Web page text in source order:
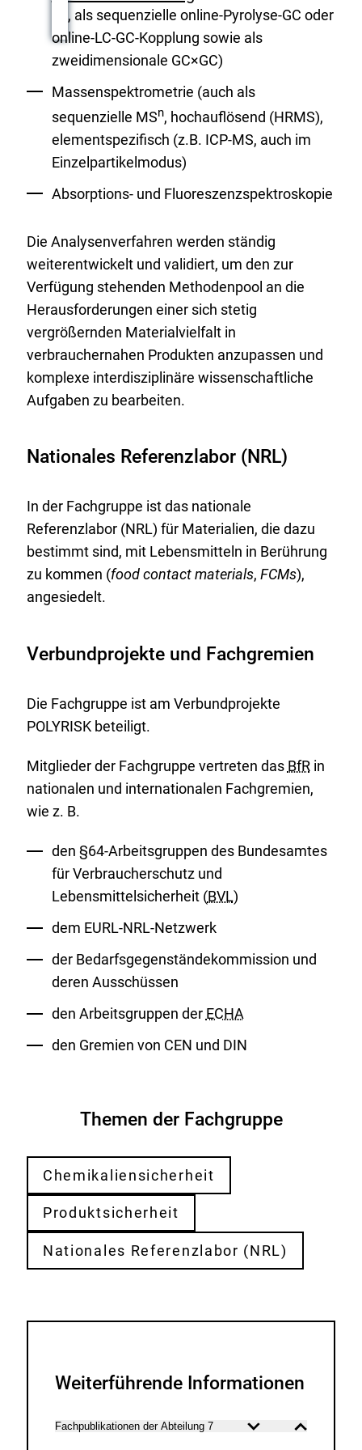
, als sequenzielle online-Pyrolyse-GC oder
online-LC-GC-Kopplung sowie als
zweidimensionale GC×GC)
Massenspektrometrie (auch als
sequenzielle MSn, hochauflösend (HRMS),
elementspezifisch (z.B. ICP-MS, auch im
Einzelpartikelmodus)
Absorptions- und Fluoreszenzspektroskopie
Die Analysenverfahren werden ständig
weiterentwickelt und validiert, um den zur
Verfügung stehenden Methodenpool an die
Herausforderungen einer sich stetig
vergrößernden Materialvielfalt in
verbrauchernahen Produkten anzupassen und
komplexe interdisziplinäre wissenschaftliche
Aufgaben zu bearbeiten.
Nationales Referenzlabor (NRL)
In der Fachgruppe ist das nationale
Referenzlabor (NRL) für Materialien, die dazu
bestimmt sind, mit Lebensmitteln in Berührung
zu kommen (food contact materials, FCMs),
angesiedelt.
Verbundprojekte und Fachgremien
Die Fachgruppe ist am Verbundprojekte
POLYRISK beteiligt.
Mitglieder der Fachgruppe vertreten das BfRin
nationalen und internationalen Fachgremien,
wie z. B.
den §64-Arbeitsgruppen des Bundesamtes
für Verbraucherschutz und
Lebensmittelsicherheit (BVL)
dem EURL-NRL-Netzwerk
der Bedarfsgegenständekommission und
deren Ausschüssen
den Arbeitsgruppen der ECHA
den Gremien von CEN und DIN
Themen der Fachgruppe
Chemikaliensicherheit
Produktsicherheit
Nationales Referenzlabor (NRL)
Weiterführende Informationen
Fachpublikationen der Abteilung 7
Inhalt
Inhalt